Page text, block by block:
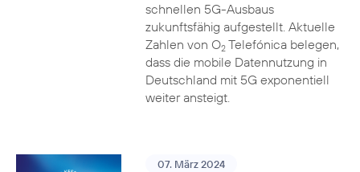
schnellen 5G-Ausbaus
zukunftsfähig aufgestellt. Aktuelle
Zahlen von O2Telefónica belegen,
dass die mobile Datennutzung in
Deutschland mit 5G exponentiell
weiter ansteigt.
07. März 2024